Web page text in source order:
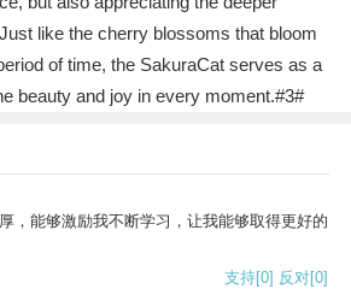
like the cherry blossoms that bloom
of time, the SakuraCat serves as a
beauty and joy in every moment.#3#
，能够激励我不断学习，让我能够取得更好的
支持[0] 反对[0]